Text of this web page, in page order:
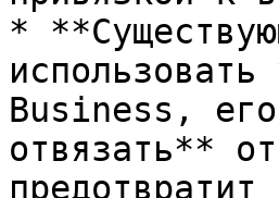
*
Business, его
отвязать**